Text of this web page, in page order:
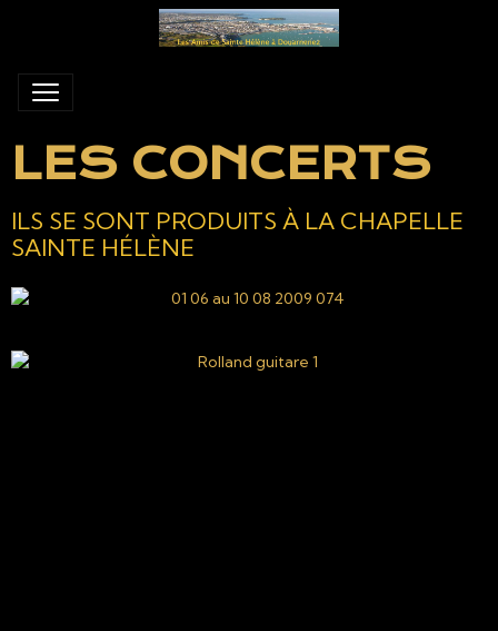
LES CONCERTS
ILS SE SONT PRODUITS À LA CHAPELLE
SAINTE HÉLÈNE